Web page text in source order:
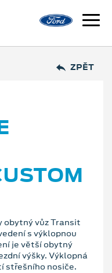
ZPĚT
obytný vůz Transit
s výklopnou
je větší obytný
výšky. Výklopná
střešního nosiče.